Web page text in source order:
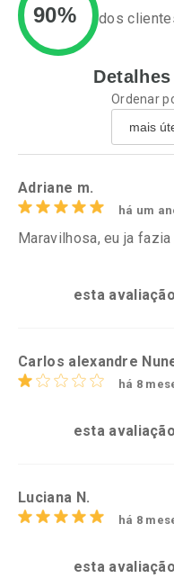
Ativar Desconto
Comprar sem
Por R$ 26,45/cada
Comprar sem
90% dos
Ordenar
Adriane m.
há um
Maravilhosa, eu ja
esta
Carlos alexandre
há 8
esta
Luciana N.
há 8
esta